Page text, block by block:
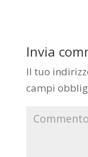
Invia
Il tuo
campi